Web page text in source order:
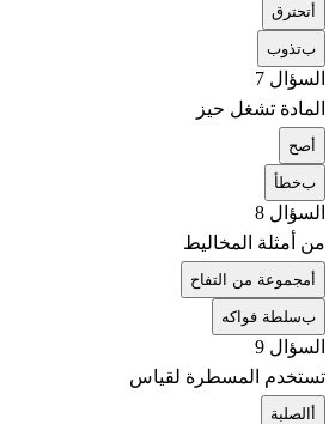
أتحترق
بتذوب
السؤال 7
المادة تشغل حيز
أصح
بخطأ
السؤال 8
من أمثلة المخاليط
أمجموعة من التفاح
بسلطة فواكه
السؤال 9
تستخدم المسطرة لقياس
أ الصلبة